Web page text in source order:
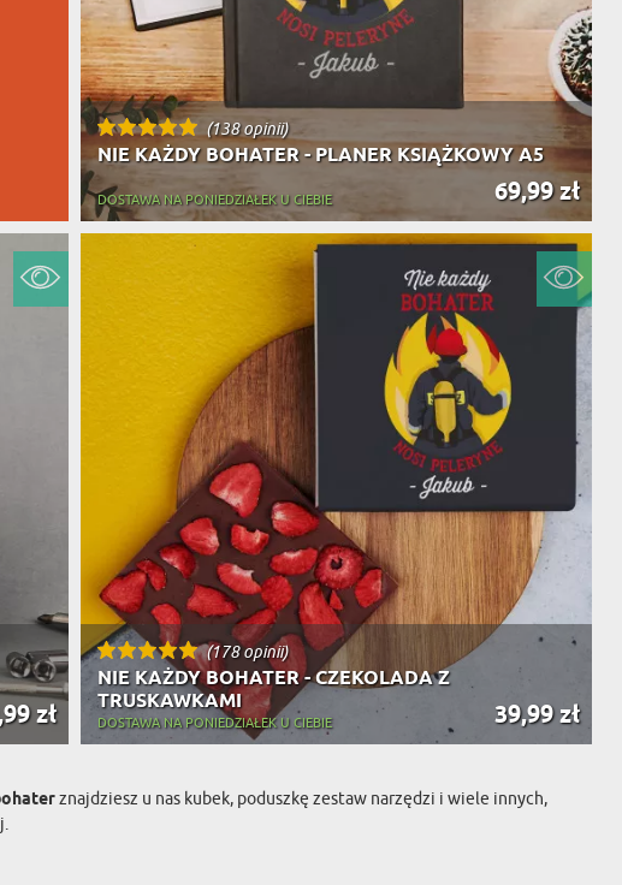
(138 opinii)
NIE KAŻDY BOHATER - PLANER KSIĄŻKOWY A5
69,99 zł
DOSTAWA NA PONIEDZIAŁEK U CIEBIE
zł
(178 opinii)
NIE KAŻDY BOHATER - CZEKOLADA Z
TRUSKAWKAMI
39,99 zł
DOSTAWA NA PONIEDZIAŁEK U CIEBIE
znajdziesz u nas kubek, poduszkę zestaw narzędzi i wiele innych,